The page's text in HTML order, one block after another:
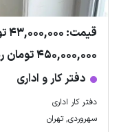
قیمت: 43,000,000 تومان اجاره
450,000,000 تومان رهن
دفتر کار و اداری
دفتر کار اداری
سهروردی, تهران